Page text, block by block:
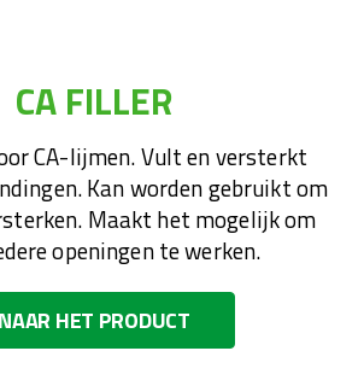
CA FILLER
CA-lijmen. Vult en versterkt
Kan worden gebruikt om
Maakt het mogelijk om
openingen te werken.
NAAR HET PRODUCT